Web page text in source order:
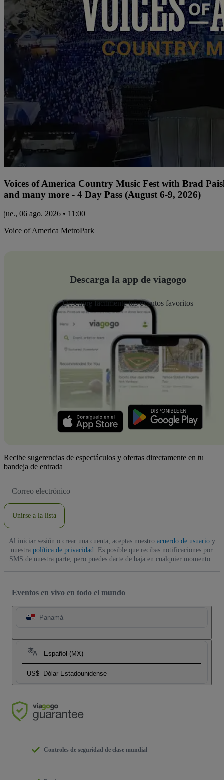
Voices of America Country Music Fest with Brad
and many more - 4 Day Pass (August 6-9, 2026)
jue., 06 ago. 2026 • 11:00
Voice of America MetroPark
Descarga la app de viagogo
Descubre fácilmente tus eventos favoritos
Recibe sugerencias de espectáculos y ofertas directamente en tu
bandeja de entrada
de
Unirse a la lista
Al iniciar sesión o crear una cuenta, aceptas nuestro acuerdo de usuarioy
nuestra política de privacidad. Es posible que recibas notificaciones por
SMS de nuestra parte, pero puedes darte de baja en cualquier momento.
Eventos en vivo en todo el mundo
Panamá
Español (MX)
US$ Dólar Estadounidense
Controles de seguridad de clase mundial